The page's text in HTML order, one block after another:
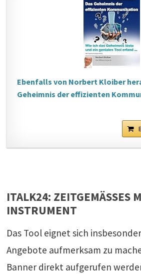
Ebenfalls von Norbert Kloiber
Geheimnis der effizienten
ITALK24: ZEITGEMÄSSES
NSTRUMENT
Das Tool eignet sich
Angebote aufmerksam zu
Banner direkt aufgerufen